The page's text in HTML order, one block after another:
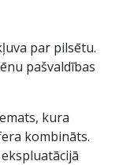
par pilsētu.
pašvaldības
kura
kombināts.